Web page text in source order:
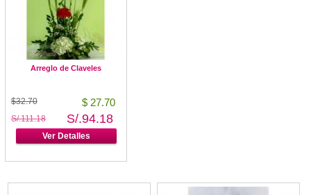
Arreglo de Claveles
$32.70 $ 27.70
S/.111.18 S/.94.18
Ver Detalles